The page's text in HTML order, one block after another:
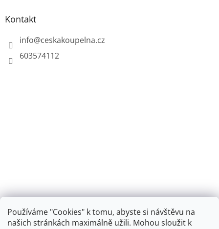
Používáme "Cookies" k tomu, abyste si návštěvu na
našich stránkách maximálně užili. Mohou sloužit k
Kontakt
info@ceskakoupelna.cz
603574112